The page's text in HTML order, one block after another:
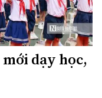
mới dạy học,